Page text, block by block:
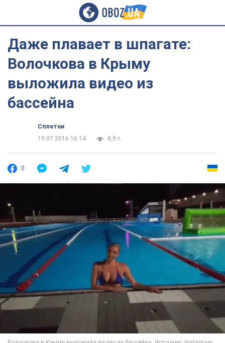
Даже плавает в шпагате:
Волочкова в Крыму
выложила видео из
бассейна
Сплетни
19.07.2016 16:14
8,9 т.
0